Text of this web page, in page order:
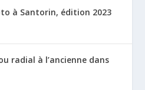
à Santorin, édition 2023
radial à l’ancienne dans